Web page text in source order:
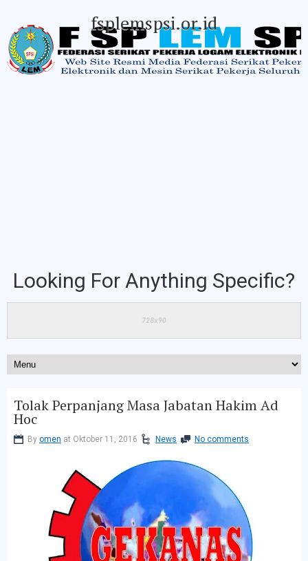
fsplemspsi.or.id
Looking For Anything Specific?
Tolak Perpanjang Masa Jabatan Hakim Ad
Hoc
By omen at Oktober 11, 2016 News No comments